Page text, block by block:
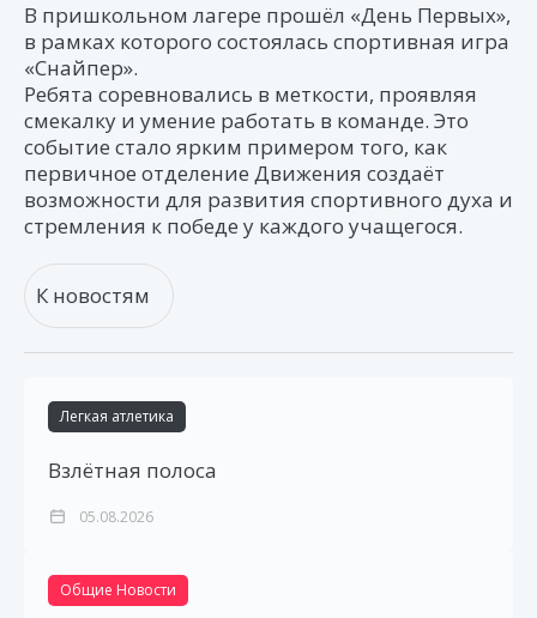
В пришкольном лагере прошёл «День Первых»,
в рамках которого состоялась спортивная игра
«Снайпер».
Ребята соревновались в меткости, проявляя
смекалку и умение работать в команде. Это
событие стало ярким примером того, как
первичное отделение Движения создаёт
возможности для развития спортивного духа и
стремления к победе у каждого учащегося.
К новостям
Легкая атлетика
Взлётная полоса
05.08.2026
Общие Новости